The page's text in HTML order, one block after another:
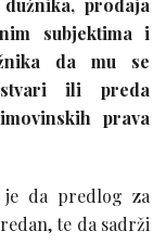
subjektima i
da mu se
ili preda
prava
je da predlog za
te da sadrži